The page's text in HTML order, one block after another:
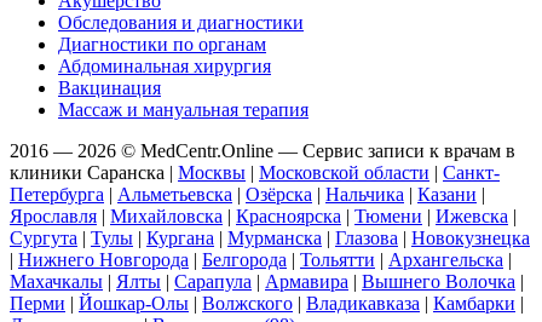
Обследования и диагностики
Диагностики по органам
Абдоминальная хирургия
Вакцинация
Массаж и мануальная терапия
2016 — 2026 © MedCentr.Online — Сервис записи к врачам в
клиники Саранска | Москвы | Московской области | Санкт-
Петербурга | Альметьевска | Озёрска | Нальчика | Казани |
Ярославля | Михайловска | Красноярска | Тюмени | Ижевска |
Сургута | Тулы | Кургана | Мурманска | Глазова | Новокузнецка
| Нижнего Новгорода | Белгорода | Тольятти | Архангельска |
Махачкалы | Ялты | Сарапула | Армавира | Вышнего Волочка |
Перми | Йошкар-Олы | Волжского | Владикавказа | Камбарки |